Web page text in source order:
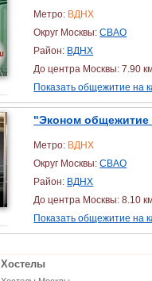
Метро: ВДНХ
Округ Москвы:СВАО
Район: ВДНХ
До центра Москвы: 7.90
Показать общежитие на
"Эконом
Метро: ВДНХ
Округ Москвы:СВАО
Район: ВДНХ
До центра Москвы: 8.10
Показать общежитие на
Хостелы